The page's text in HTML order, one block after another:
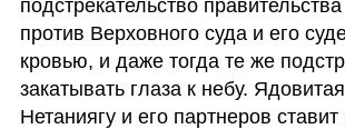
подстрекательство
против Верховного суда и его
кровью, и даже тогда те же
закатывать глаза к небу.
Нетаниягу и его партнеров ставит